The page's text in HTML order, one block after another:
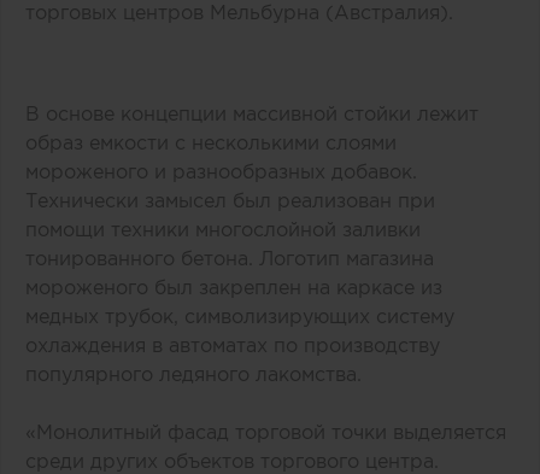
торговых центров Мельбурна (Австралия).
В основе концепции массивной стойки лежит
образ емкости с несколькими слоями
мороженого и разнообразных добавок.
Технически замысел был реализован при
помощи техники многослойной заливки
тонированного бетона. Логотип магазина
мороженого был закреплен на каркасе из
медных трубок, символизирующих систему
охлаждения в автоматах по производству
популярного ледяного лакомства.
«Монолитный фасад торговой точки выделяется
среди других объектов торгового центра.